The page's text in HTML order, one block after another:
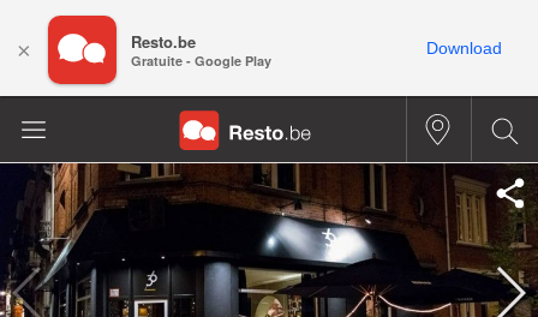
× Resto.be
Gratuite - Google Play
Download